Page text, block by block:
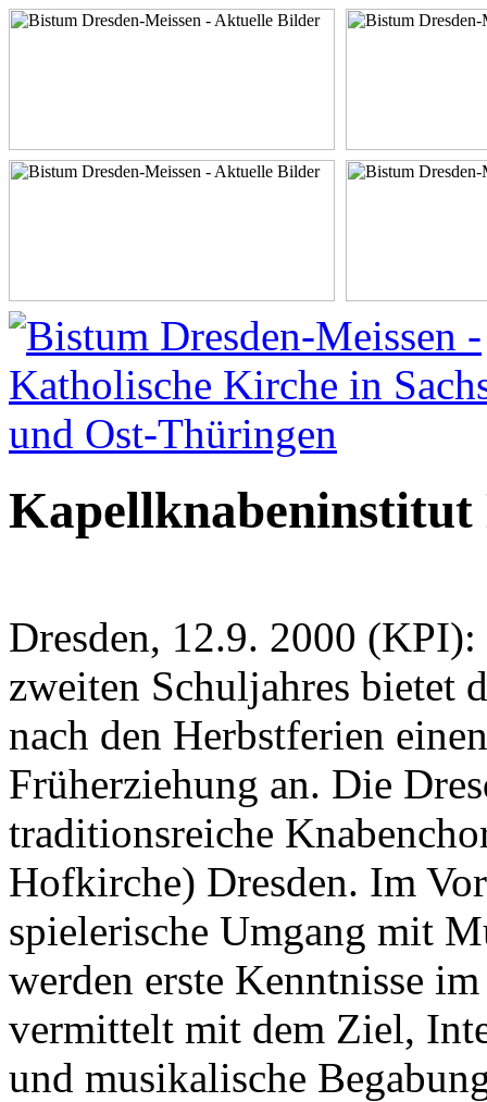
Kapellknabeninstitut
Dresden, 12.9. 2000 (KPI):
zweiten Schuljahres bietet
nach den Herbstferien
Früherziehung an. Die
traditionsreiche
Hofkirche) Dresden. Im
spielerische Umgang mit
werden erste Kenntnisse
vermittelt mit dem Ziel,
und musikalische